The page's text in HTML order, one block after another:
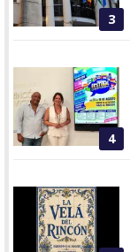
3
4